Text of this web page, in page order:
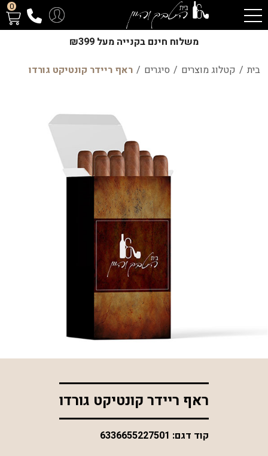
0
משלוח חינם בקנייה מעל ₪399
בית / קטלוג מוצרים / סיגרים / ראף ריידר קונטיקט גורדו
ראף ריידר קונטיקט גורדו
קוד דגם: 6336655227501